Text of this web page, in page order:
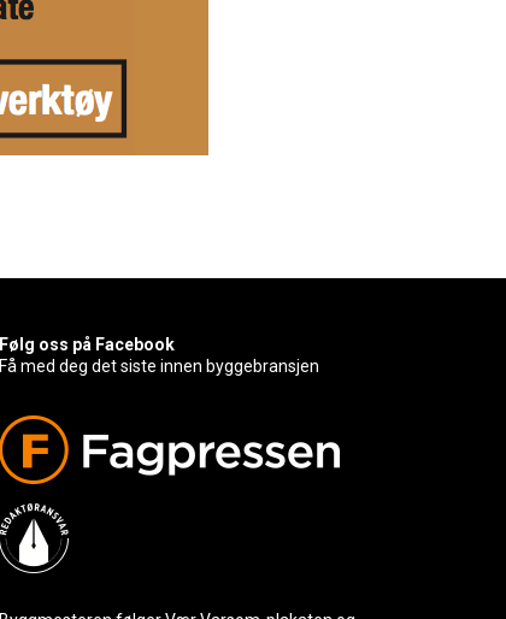
Følg oss på Facebook
Få med deg det siste innen byggebransjen